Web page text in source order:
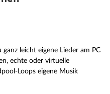
leicht eigene Lieder am PC
echte oder virtuelle
Loops eigene Musik